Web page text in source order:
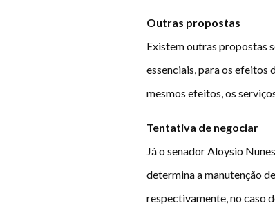
Outras propostas
Existem outras propostas
essenciais, para os efeitos
mesmos efeitos, os
Tentativa de negociar
Já o senador Aloysio
determina a manutenção
respectivamente, no caso